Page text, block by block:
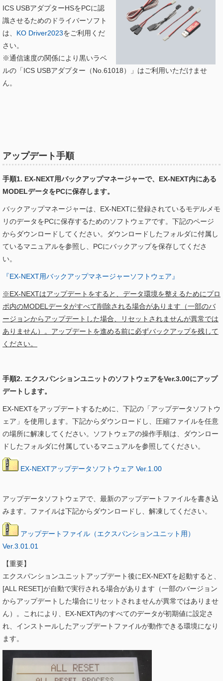
ICS USBアダプターHSをPCに認
識させるためのドライバーソフト
は、 KO Driver2023をご利用くだ
さい。
※通信速度の関係により黒いラベ
ルの「ICS USBアダプター（No.61018）」はご利用いただけませ
ん。
アップデート手順
手順1. EX-NEXT用バックアップマネージャーで、EX-NEXT内にある
MODELデータをPCに保存します。
バックアップマネージャーは、EX-NEXTに登録されているモデルメモ
リのデータをPCに保存するためのソフトウェアです。下記のページ
からダウンロードしてください。ダウンロードしたフォルダに付属し
ているマニュアルを参照し、PCにバックアップを保存してくださ
い。
『EX-NEXT用バックアップマネージャーソフトウェア』
※EX-NEXTはアップデートをすると、データ環境を整えるためにプロ
ポ内のMODELデータがすべて削除される場合があります（一部のバ
ージョンからアップデートした場合、リセットされませんが異常では
ありません）。アップデートを進める前に必ずバックアップを残して
ください。
手順2. エクスパンションユニットのソフトウェアをVer.3.00にアップ
デートします。
EX-NEXTをアップデートするために、下記の「アップデータソフトウ
ェア」を使用します。下記からダウンロードし、圧縮ファイルを任意
の場所に解凍してください。ソフトウェアの操作手順は、ダウンロー
ドしたフォルダに付属しているマニュアルを参照してください。
EX-NEXTアップデータソフトウェア Ver.1.00
アップデータソフトウェアで、最新のアップデートファイルを書き込
みます。ファイルは下記からダウンロードし、解凍してください。
アップデートファイル（エクスパンションユニット用）
Ver.3.01.01
【重要】
エクスパンションユニットアップデート後にEX-NEXTを起動すると、
[ALL RESET]が自動で実行される場合があります（一部のバージョン
からアップデートした場合にリセットされませんが異常ではありませ
ん）。これにより、EX-NEXT内のすべてのデータが初期値に設定さ
れ、インストールしたアップデートファイルが動作できる環境になり
ます。